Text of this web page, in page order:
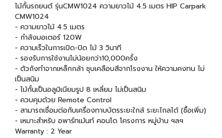
ไม้กั้นรถยนต์ รุ่นCMW1024 ความยาวไม้ 4.5 เมตร HIP Carpark
CMW1024
- ความยาวไม้ 4.5 เมตร
- กำลังมอเตอร์ 120W
- ความเร็วในการเปิด-ปิด ไม้ 3 วินาที
- รองรับการใช้งานไม่น้อยกว่า10,000ครั้ง
- ตัวถังทำจากเหล็กกล้า ชุบเคลือบสีจากโรงงาน ให้ความคงทน ไม่
เป็นสนิม
- ไม้กั้นเป็นอลูมิเนียมรูป 8 เหลี่ยม ไม่เป็นสนิม
- ควบคุมด้วย Remote Control
- สามารถเชื่อมต่อกับเครื่องทาบบัตรระยะใกล้ ระยะไกลได้ (ซื้อเพิ่ม)
- เหมาะสำหรับ อพาร์ทเม้นท์ คอนโด โครงการ หมู่บ้าน ฯลฯ
Warranty : 2 Year